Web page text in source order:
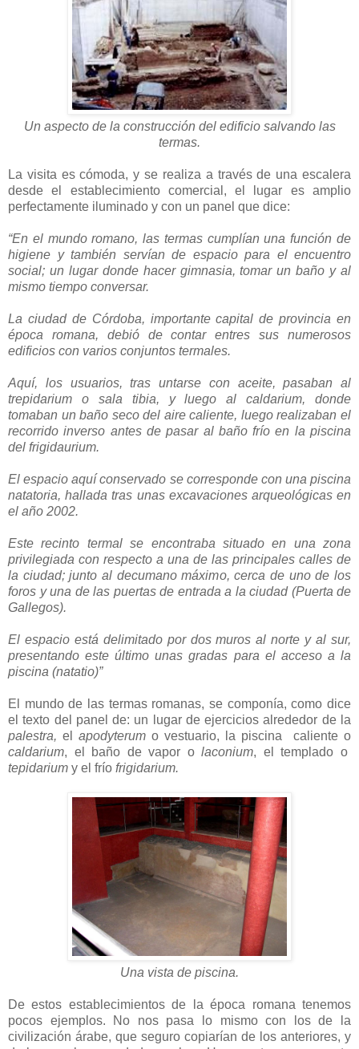
Un aspecto de la construcción del edificio salvando las
termas.
La visita es cómoda, y se realiza a través de una escalera
desde el establecimiento comercial, el lugar es amplio
perfectamente iluminado y con un panel que dice:
“En el mundo romano, las termas cumplían una función de
higiene y también servían de espacio para el encuentro
social; un lugar donde hacer gimnasia, tomar un baño y al
mismo tiempo conversar.
La ciudad de Córdoba, importante capital de provincia en
época romana, debió de contar entres sus numerosos
edificios con varios conjuntos termales.
Aquí, los usuarios, tras untarse con aceite, pasaban al
trepidarium o sala tibia, y luego al caldarium, donde
tomaban un baño seco del aire caliente, luego realizaban el
recorrido inverso antes de pasar al baño frío en la piscina
del frigidaurium.
El espacio aquí conservado se corresponde con una piscina
natatoria, hallada tras unas excavaciones arqueológicas en
el año 2002.
Este recinto termal se encontraba situado en una zona
privilegiada con respecto a una de las principales calles de
la ciudad; junto al decumano máximo, cerca de uno de los
foros y una de las puertas de entrada a la ciudad (Puerta de
Gallegos).
El espacio está delimitado por dos muros al norte y al sur,
presentando este último unas gradas para el acceso a la
piscina (natatio)”
El mundo de las termas romanas, se componía, como dice
el texto del panel de: un lugar de ejercicios alrededor de la
palestra, el apodyterum o vestuario, la piscina caliente o
caldarium, el baño de vapor o laconium, el templado o
tepidarium y el frío frigidarium.
Una vista de piscina.
De estos establecimientos de la época romana tenemos
pocos ejemplos. No nos pasa lo mismo con los de la
civilización árabe, que seguro copiarían de los anteriores, y